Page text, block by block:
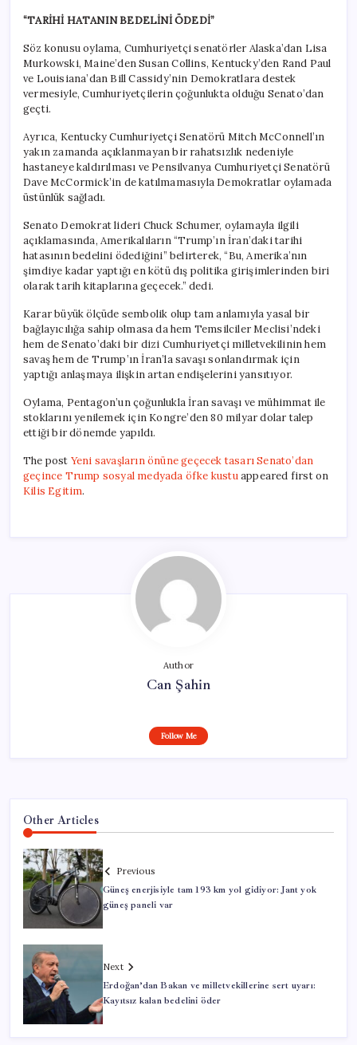
“TARİHİ HATANIN BEDELİNİ ÖDEDİ”
Söz konusu oylama, Cumhuriyetçi senatörler Alaska’dan Lisa
Murkowski, Maine’den Susan Collins, Kentucky’den Rand Paul
ve Louisiana’dan Bill Cassidy’nin Demokratlara destek
vermesiyle, Cumhuriyetçilerin çoğunlukta olduğu Senato’dan
geçti.
Ayrıca, Kentucky Cumhuriyetçi Senatörü Mitch McConnell’ın
yakın zamanda açıklanmayan bir rahatsızlık nedeniyle
hastaneye kaldırılması ve Pensilvanya Cumhuriyetçi Senatörü
Dave McCormick’in de katılmamasıyla Demokratlar oylamada
üstünlük sağladı.
Senato Demokrat lideri Chuck Schumer, oylamayla ilgili
açıklamasında, Amerikalıların “Trump’ın İran’daki tarihi
hatasının bedelini ödediğini” belirterek, “Bu, Amerika’nın
şimdiye kadar yaptığı en kötü dış politika girişimlerinden biri
olarak tarih kitaplarına geçecek.” dedi.
Karar büyük ölçüde sembolik olup tam anlamıyla yasal bir
bağlayıcılığa sahip olmasa da hem Temsilciler Meclisi’ndeki
hem de Senato’daki bir dizi Cumhuriyetçi milletvekilinin hem
savaş hem de Trump’ın İran’la savaşı sonlandırmak için
yaptığı anlaşmaya ilişkin artan endişelerini yansıtıyor.
Oylama, Pentagon’un çoğunlukla İran savaşı ve mühimmat ile
stoklarını yenilemek için Kongre’den 80 milyar dolar talep
ettiği bir dönemde yapıldı.
The post Yeni savaşların önüne geçecek tasarı Senato’dan
geçince Trump sosyal medyada öfke kustuappeared first on
Kilis Egitim.
Author
Can Şahin
Follow Me
Other Articles
Previous
Güneş enerjisiyle tam 193 km yol gidiyor: Jant yok
güneş paneli var
Next
Erdoğan’dan Bakan ve milletvekillerine sert uyarı:
Kayıtsız kalan bedelini öder